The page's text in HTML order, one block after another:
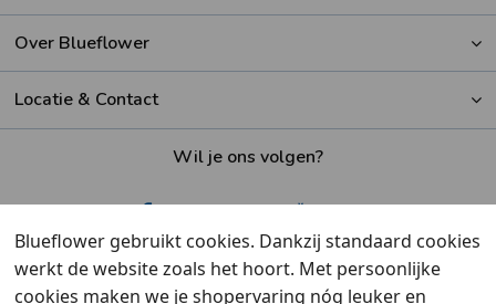
Over Blueflower
Locatie & Contact
Wil je ons volgen?
door klanten
Blueflower gebruikt cookies. Dankzij standaard cookies
werkt de website zoals het hoort. Met persoonlijke
cookies maken we je shopervaring nóg leuker en